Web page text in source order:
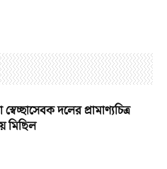
দলের প্রামাণ্যচিত্র
মিছিল